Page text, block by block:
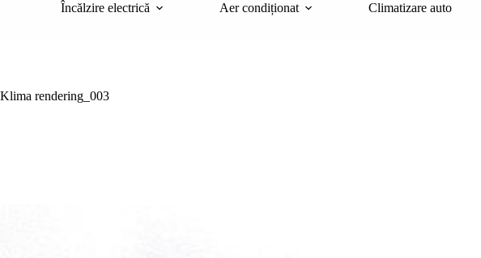
Încălzire electrică Aer condiționat Climatizare auto
Klima rendering_003